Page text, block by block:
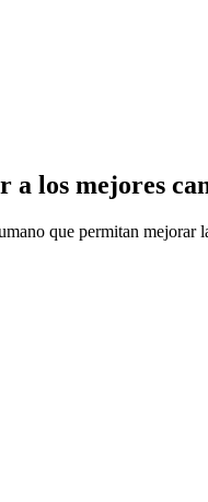
los mejores
que permitan